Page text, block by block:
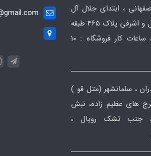
، ابتدای جلال آل
احمد ، نبش جلال و اشرفی پلاک 465 طبقه
سوم ، واحد ۹ ، ساعات کار فروشگاه : ۱۰
، سلمانشهر (متل قو )
برج های عظیم زاده، نبش
جنب تشک رویال ،